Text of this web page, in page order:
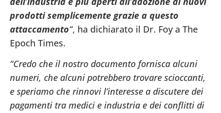
prodotti semplicemente grazie a questo
attaccamento“, ha dichiarato il Dr. Foy a The
Epoch Times.
“Credo che il nostro documento fornisca alcuni
numeri, che alcuni potrebbero trovare scioccanti,
e speriamo che rinnovi l’interesse a discutere dei
pagamenti tra medici e industria e dei conflitti di